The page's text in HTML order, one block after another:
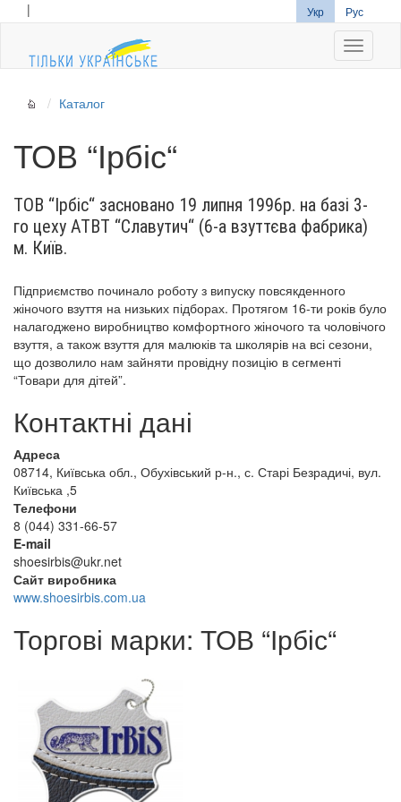
| Укр Рус
Каталог
ТОВ “Ірбіс“
ТОВ “Ірбіс“ засновано 19 липня 1996р. на базі 3-
го цеху АТВТ “Славутич“ (6-а взуттєва фабрика)
м. Київ.
Підприємство починало роботу з випуску повсякденного
жіночого взуття на низьких підборах. Протягом 16-ти років було
налагоджено виробництво комфортного жіночого та чоловічого
взуття, а також взуття для малюків та школярів на всі сезони,
що дозволило нам зайняти провідну позицію в сегменті
“Товари для дітей”.
Контактні дані
Адреса
08714, Київська обл., Обухівський р-н., с. Старі Безрадичі, вул.
Київська ,5
Телефони
8 (044) 331-66-57
E-mail
shoesirbis@ukr.net
Сайт виробника
www.shoesirbis.com.ua
Торгові марки: ТОВ “Ірбіс“